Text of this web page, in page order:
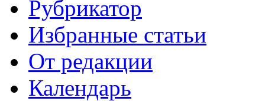
Рубрикатор
Избранные статьи
От редакции
Календарь